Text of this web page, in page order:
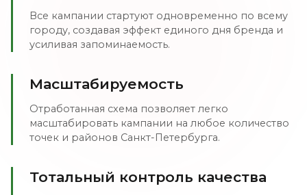
Все кампании стартуют одновременно по всему
городу, создавая эффект единого дня бренда и
усиливая запоминаемость.
Масштабируемость
Отработанная схема позволяет легко
масштабировать кампании на любое количество
точек и районов Санкт-Петербурга.
Тотальный контроль качества